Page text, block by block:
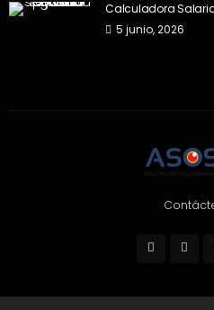
Calculadora
5 junio, 2026